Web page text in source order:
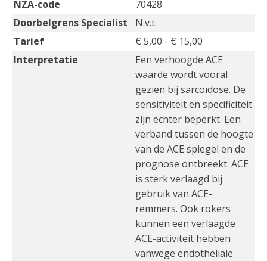
NZA-code
70428
Doorbelgrens Specialist
N.v.t.
Tarief
€ 5,00 - € 15,00
Interpretatie
Een verhoogde ACE
waarde wordt vooral
gezien bij sarcoïdose. De
sensitiviteit en specificiteit
zijn echter beperkt. Een
verband tussen de hoogte
van de ACE spiegel en de
prognose ontbreekt. ACE
is sterk verlaagd bij
gebruik van ACE-
remmers. Ook rokers
kunnen een verlaagde
ACE-activiteit hebben
vanwege endotheliale